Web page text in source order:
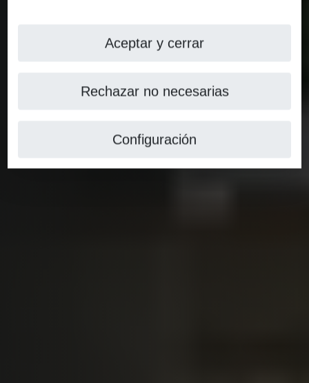
Aceptar y cerrar
Rechazar no necesarias
Configuración